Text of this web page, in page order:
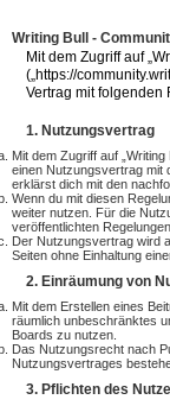
Writing Bull -
Mit dem Zugriff auf
(„https://
Vertrag mit
1. Nutzungsvertrag
Mit dem Zugriff auf
einen Nutzungsvertrag mit
erklärst dich mit den
Wenn du mit diesen
weiter nutzen. Für die
veröffentlichten Regelungen.
Der Nutzungsvertrag wird
Seiten ohne Einhaltung
2. Einräumung von
Mit dem Erstellen eines
räumlich unbeschränktes
Boards zu nutzen.
Das Nutzungsrecht nach
Nutzungsvertrages
3. Pflichten des